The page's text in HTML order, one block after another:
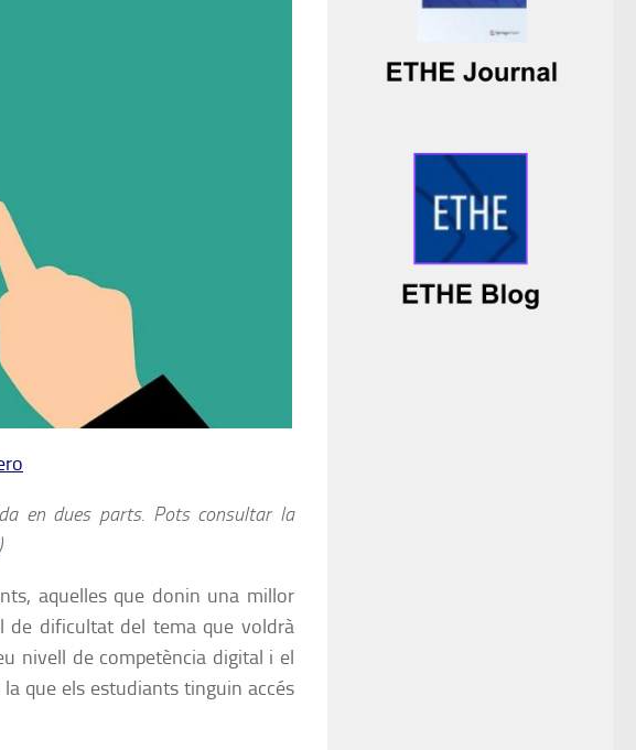
en dues parts. Pots consultar la
aquelles que donin una millor
de dificultat del tema que voldrà
nivell de competència digital i el
que els estudiants tinguin accés